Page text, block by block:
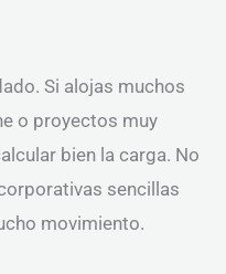
Si alojas muchos
o proyectos muy
bien la carga. No
sencillas
movimiento.